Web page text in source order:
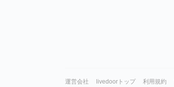
運営会社 livedoorトップ 利用規約